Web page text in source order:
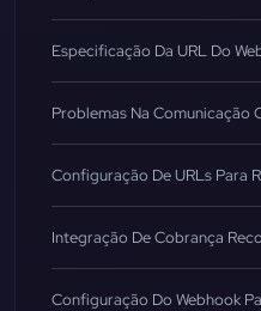
Especificação Da URL Do
Problemas Na Comunicação
Configuração De URLs Para
Integração De Cobrança
Configuração Do Webhook